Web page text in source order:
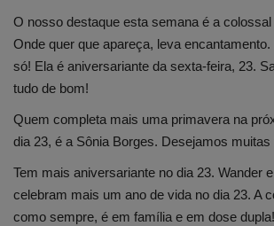
O nosso destaque esta semana é a
Onde quer que apareça, leva
só! Ela é aniversariante da sexta-feira, 23.
tudo de bom!
Quem completa mais uma primavera na
dia 23, é a Sônia Borges. Desejamos muitas
Tem mais aniversariante no dia 23. Wander
celebram mais um ano de vida no dia 23. A
como sempre, é em família e em dose